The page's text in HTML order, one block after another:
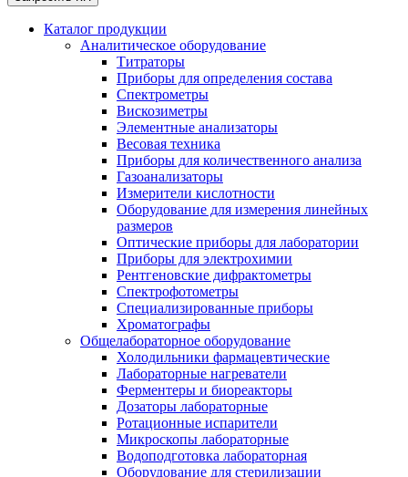
Каталог продукции
Аналитическое оборудование
Титраторы
Приборы для определения состава
Спектрометры
Вискозиметры
Элементные анализаторы
Весовая техника
Приборы для количественного анализа
Газоанализаторы
Измерители кислотности
Оборудование для измерения линейных
размеров
Оптические приборы для лаборатории
Приборы для электрохимии
Рентгеновские дифрактометры
Спектрофотометры
Специализированные приборы
Хроматографы
Общелабораторное оборудование
Холодильники фармацевтические
Лабораторные нагреватели
Ферментеры и биореакторы
Дозаторы лабораторные
Ротационные испарители
Микроскопы лабораторные
Водоподготовка лабораторная
Оборудование для стерилизации